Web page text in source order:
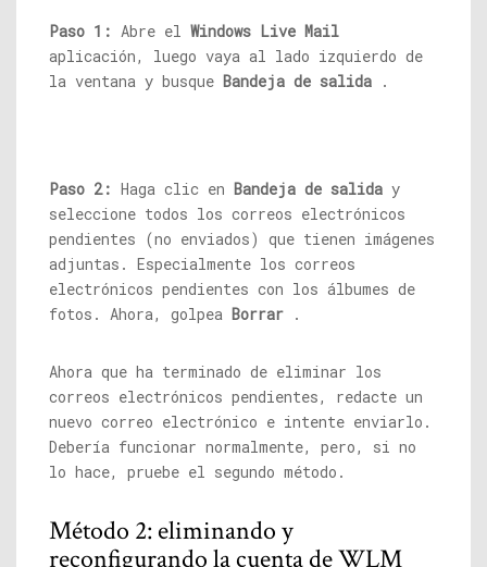
Paso 1: Abre el Windows Live Mail
aplicación, luego vaya al lado izquierdo de
la ventana y busque Bandeja de salida .
Paso 2: Haga clic en Bandeja de salida y
seleccione todos los correos electrónicos
pendientes (no enviados) que tienen imágenes
adjuntas. Especialmente los correos
electrónicos pendientes con los álbumes de
fotos. Ahora, golpea Borrar .
Ahora que ha terminado de eliminar los
correos electrónicos pendientes, redacte un
nuevo correo electrónico e intente enviarlo.
Debería funcionar normalmente, pero, si no
lo hace, pruebe el segundo método.
Método 2: eliminando y
reconfigurando la cuenta de WLM